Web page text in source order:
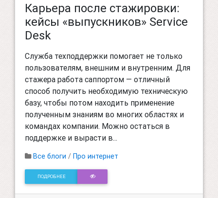
Карьера после стажировки:
кейсы «выпускников» Service
Desk
Служба техподдержки помогает не только
пользователям, внешним и внутренним. Для
стажера работа саппортом — отличный
способ получить необходимую техническую
базу, чтобы потом находить применение
полученным знаниям во многих областях и
командах компании. Можно остаться в
поддержке и вырасти в...
Все блоги / Про интернет
ПОДРОБНЕЕ